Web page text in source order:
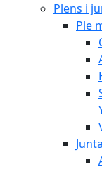
Plens i
Ple